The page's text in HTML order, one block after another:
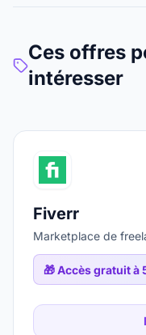
Ces offres
intéresser
Fiverr
Marketplace de
🎁Accès gratuit à